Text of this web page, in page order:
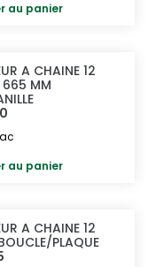
au panier
A CHAINE 12
665 MM
au panier
A CHAINE 12
PLAQUE